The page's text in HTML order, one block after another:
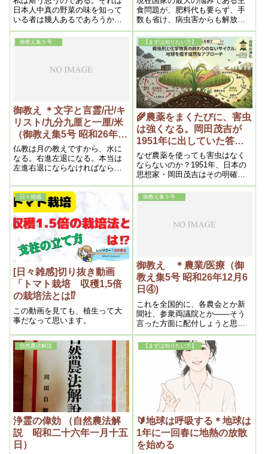
日本人中真の野菜の味を知って
いる者は幾人あるであろうか、
恐らく滅多にないといっても差
支えあるまい。勿論農作物は化
学肥料と糞尿肥料を施さぬもの
肥料を吸収する野菜は、天与の
菜それ自体の自然の味わいを発
揮するから実に美味である。
食問題が、肥料代も要らず、手
数も省け、病虫害からも解放さ
れるとしたら、恐らく之程素晴
しい福音はないであろうから、
一日も早く実行に移らん事を痛
切に勧める次第である。言うま
でもなく、当局者を始め農業に
関係ある限りの諸君に云いたい
のは、一切の既成観念から脱却
し、断乎として、一日も早く我
自然農法を採用されん事を、重
ねて勧告する
御教え集５号
御教え ＊文字と言霊/卍/キ
リスト/九分九厘と一厘/米
（御教え集5号 昭和26年12
月25日②)再掲
仏教は月の教えですから、水に
なる。右進左退になる。本当は
左進右退にならなければならな
迄は右進左退になっている。全
く、良くできているんですよ
――文字はね。ですから、文字
と言霊で解釈すると、大抵な事
は分かるんです。神秘が分かる
んですね。
【まずは知りたい方】
🌾農薬をまくたびに、害虫
は強くなる。岡田茂吉が
1951年に出していた答え
(トピックス)再掲
なぜ農薬を使っても害虫はなく
ならないのか？1951年、日本の
思想家・岡田茂吉はその明確な
答えを持っていました――そし
てそれは土から始まります
日々雑感
[日々雑感]切り抜き動画
「トマト栽培 収穫1,5倍
の栽培法とは⁉
この動画を見ても、植生って大
事だなって思います。
御教え集５号
御教え ＊農業/医療（御
教え集5号 昭和26年12月6
日④)
これを全国的に、各農会とか新
聞社、参衆両議院とか――そう
言った方面に配付しょうと思っ
ている。できるだけ早く、農業
革命――それをやりたいと思
う。今それが、日本としては重
要問題ですからね。
自然農法解説
浄霊の偉効 （自然農法解
説 昭和二十六年一月十五
日）
【まずは知りたい方】
🔰地球は呼吸する＊地球は
1年に一回春に地熱の放散
を始める